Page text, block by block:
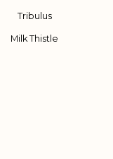
Tribulus
Milk Thistle